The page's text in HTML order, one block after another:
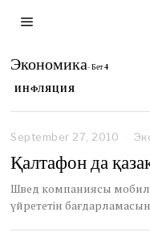
Экономика- Бет 4
ИНФЛЯЦИЯ
September 27, 2010
v
m
b
Қалтафон да
Швед компаниясы
үйрететін